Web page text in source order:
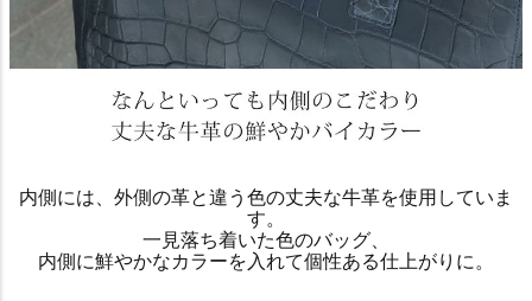
内側には、外側の革と違う色の丈夫な牛革を使用していま
す。
一見落ち着いた色のバッグ、
内側に鮮やかなカラーを入れて個性ある仕上がりに。